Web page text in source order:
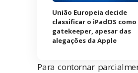
União Europeia decide
classificar o iPadOS como
gatekeeper, apesar das
alegações da Apple
Para contornar